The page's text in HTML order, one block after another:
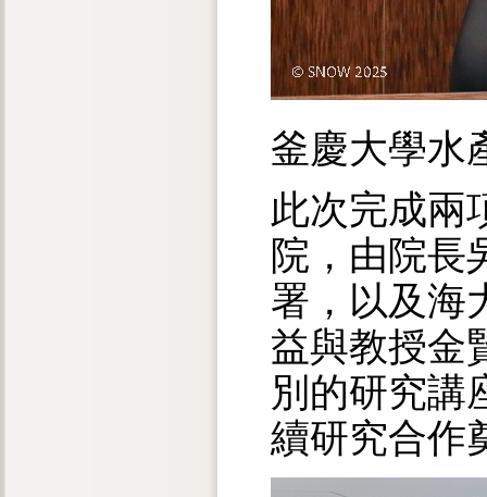
釜慶大學水
此次完成兩
院，由院長
署，以及海
益與教授金
別的研究講
續研究合作